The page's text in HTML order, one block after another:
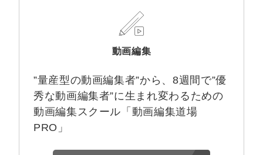
動画編集
”量産型の動画編集者”から、8週間で”優
秀な動画編集者”に生まれ変わるための
動画編集スクール「動画編集道場
PRO」